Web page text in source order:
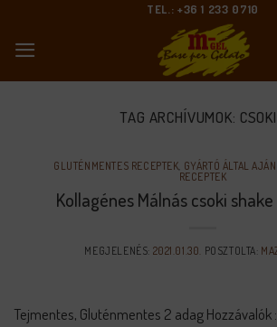
content
TEL.: +36 1 233 0710
TAG ARCHÍVUMOK:
GLUTÉNMENTES RECEPTEK, GYÁRTÓ ÁLTAL
RECEPTEK
Kollagénes Málnás csoki
MEGJELENÉS: 2021.01.30. POSZTOLTA:
Tejmentes, Gluténmentes 2 adag Hozzávalók